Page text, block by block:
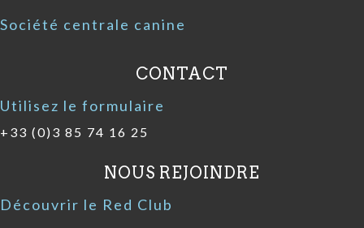
Société centrale canine
CONTACT
Utilisez le formulaire
+33 (0)3 85 74 16 25
NOUS REJOINDRE
Découvrir le Red Club